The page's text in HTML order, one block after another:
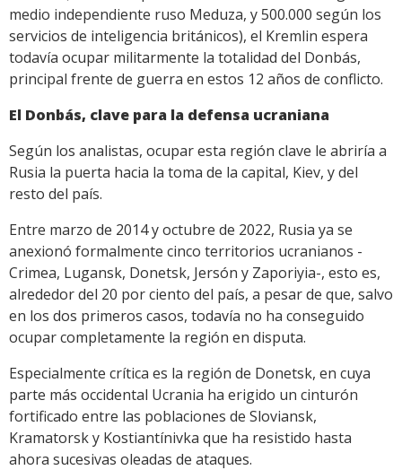
medio independiente ruso Meduza, y 500.000 según los
servicios de inteligencia británicos), el Kremlin espera
todavía ocupar militarmente la totalidad del Donbás,
principal frente de guerra en estos 12 años de conflicto.
El Donbás, clave para la defensa ucraniana
Según los analistas, ocupar esta región clave le abriría a
Rusia la puerta hacia la toma de la capital, Kiev, y del
resto del país.
Entre marzo de 2014 y octubre de 2022, Rusia ya se
anexionó formalmente cinco territorios ucranianos -
Crimea, Lugansk, Donetsk, Jersón y Zaporiyia-, esto es,
alrededor del 20 por ciento del país, a pesar de que, salvo
en los dos primeros casos, todavía no ha conseguido
ocupar completamente la región en disputa.
Especialmente crítica es la región de Donetsk, en cuya
parte más occidental Ucrania ha erigido un cinturón
fortificado entre las poblaciones de Sloviansk,
Kramatorsk y Kostiantínivka que ha resistido hasta
ahora sucesivas oleadas de ataques.